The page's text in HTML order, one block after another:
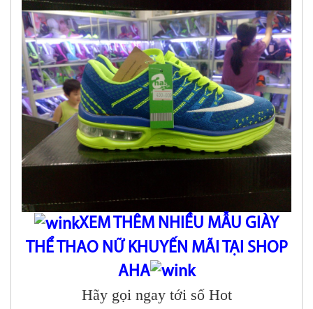
XEM THÊM NHIỀU MẪU GIÀY
THỂ THAO NỮ KHUYẾN MÃI TẠI SHOP
AHA
Hãy gọi ngay tới số Hot